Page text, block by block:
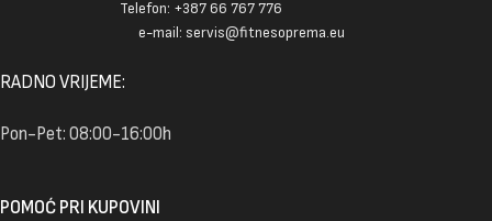
Telefon: +387 66 767 776
e-mail: servis@fitnesoprema.eu
RADNO VRIJEME:
Pon-Pet: 08:00-16:00h
POMOĆ PRI KUPOVINI